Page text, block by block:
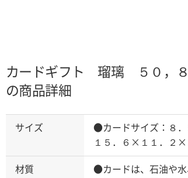
カードギフト 瑠璃 ５０，
の商品詳細
サイズ
●カードサイズ：８．
１５．６×１１．２×
材質
●カードは、石油や水